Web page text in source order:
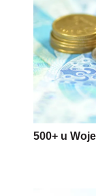
500+ u